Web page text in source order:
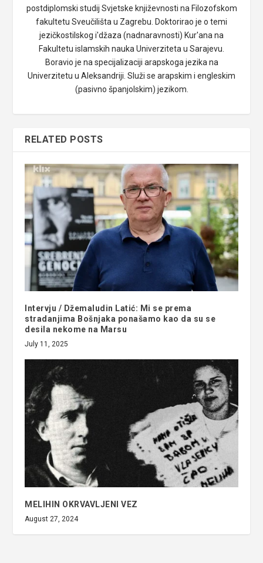
postdiplomski studij Svjetske književnosti na Filozofskom
fakultetu Sveučilišta u Zagrebu. Doktorirao je o temi
jezičkostilskog i'džaza (nadnaravnosti) Kur'ana na
Fakultetu islamskih nauka Univerziteta u Sarajevu.
Boravio je na specijalizaciji arapskoga jezika na
Univerzitetu u Aleksandriji. Služi se arapskim i engleskim
(pasivno španjolskim) jezikom.
RELATED POSTS
Intervju / Džemaludin Latić: Mi se prema
stradanjima Bošnjaka ponašamo kao da su se
desila nekome na Marsu
July 11, 2025
MELIHIN OKRVAVLJENI VEZ
August 27, 2024